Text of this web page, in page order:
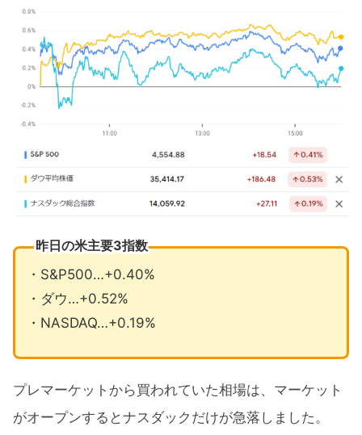
昨日の米主要3指数
・S&P500…+0.40%
・ダウ…+0.52%
・NASDAQ…+0.19%
プレマーケットから買われていた相場は、マーケット
がオープンするとナスダックだけが急落しました。